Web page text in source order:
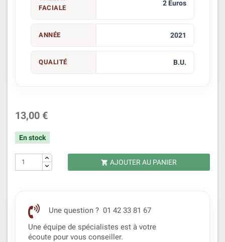
FACIALE
2 Euros
ANNÉE 2021
QUALITÉ B.U.
13,00 €
En stock
 AJOUTER AU PANIER
Une question ? 01 42 33 81 67
Une équipe de spécialistes est à votre
écoute pour vous conseiller.